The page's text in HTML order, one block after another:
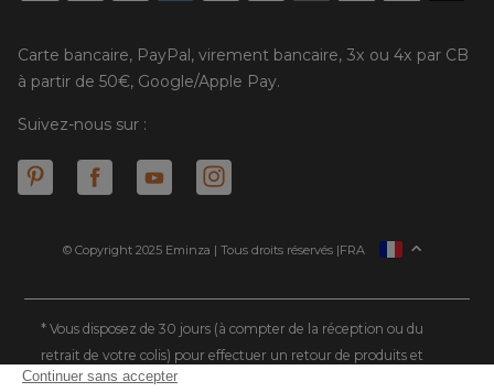
Carte bancaire, PayPal, virement bancaire, 3x ou 4x par CB
à partir de 50€, Google/Apple Pay.
Suivez-nous sur :
© Copyright 2025 Eminza | Tous droits réservés |
ESPAÑA
DEUTSCHLAND
NEDERLAND
FRA
* Vous disposez de 30 jours (à compter de la réception ou du
retrait de votre colis) pour effectuer un retour de produits et
vous faire rembourser. Hors colis volumineux